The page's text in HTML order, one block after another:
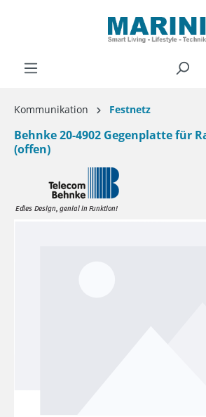
Kommunikation Festnetz
Behnke 20-4902 Gegenplatte für
(offen)